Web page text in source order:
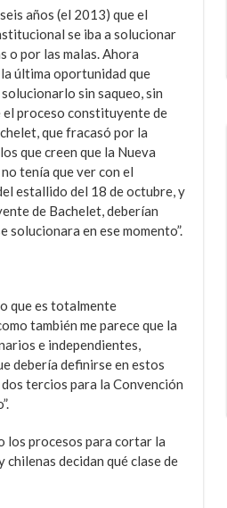
años (el 2013) que el
se iba a solucionar
o por las malas. Ahora
última oportunidad que
sin saqueo, sin
proceso constituyente de
que fracasó por la
que creen que la Nueva
tenía que ver con el
estallido del 18 de octubre, y
de Bachelet, deberían
en ese momento”.
que es totalmente
también me parece que la
e independientes,
debería definirse en estos
tercios para la Convención
los procesos para cortar la
decidan qué clase de